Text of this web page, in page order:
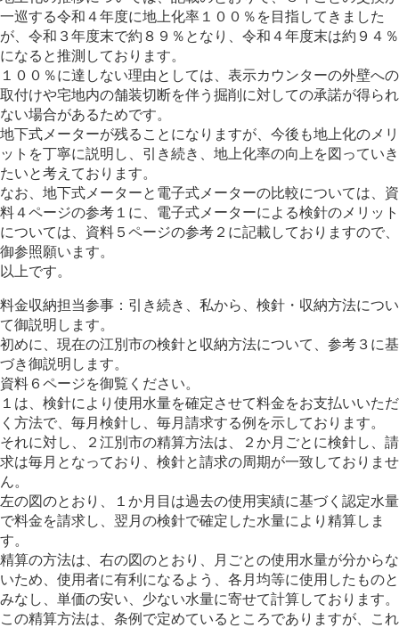
一巡する令和４年度に地上化率１００％を目指してきました
が、令和３年度末で約８９％となり、令和４年度末は約９４％
になると推測しております。
１００％に達しない理由としては、表示カウンターの外壁への
取付けや宅地内の舗装切断を伴う掘削に対しての承諾が得られ
ない場合があるためです。
地下式メーターが残ることになりますが、今後も地上化のメリ
ットを丁寧に説明し、引き続き、地上化率の向上を図っていき
たいと考えております。
なお、地下式メーターと電子式メーターの比較については、資
料４ページの参考１に、電子式メーターによる検針のメリット
については、資料５ページの参考２に記載しておりますので、
御参照願います。
以上です。
料金収納担当参事：引き続き、私から、検針・収納方法につい
て御説明します。
初めに、現在の江別市の検針と収納方法について、参考３に基
づき御説明します。
資料６ページを御覧ください。
１は、検針により使用水量を確定させて料金をお支払いいただ
く方法で、毎月検針し、毎月請求する例を示しております。
それに対し、２江別市の精算方法は、２か月ごとに検針し、請
求は毎月となっており、検針と請求の周期が一致しておりませ
ん。
左の図のとおり、１か月目は過去の使用実績に基づく認定水量
で料金を請求し、翌月の検針で確定した水量により精算しま
す。
精算の方法は、右の図のとおり、月ごとの使用水量が分からな
いため、使用者に有利になるよう、各月均等に使用したものと
みなし、単価の安い、少ない水量に寄せて計算しております。
この精算方法は、条例で定めているところでありますが、これ